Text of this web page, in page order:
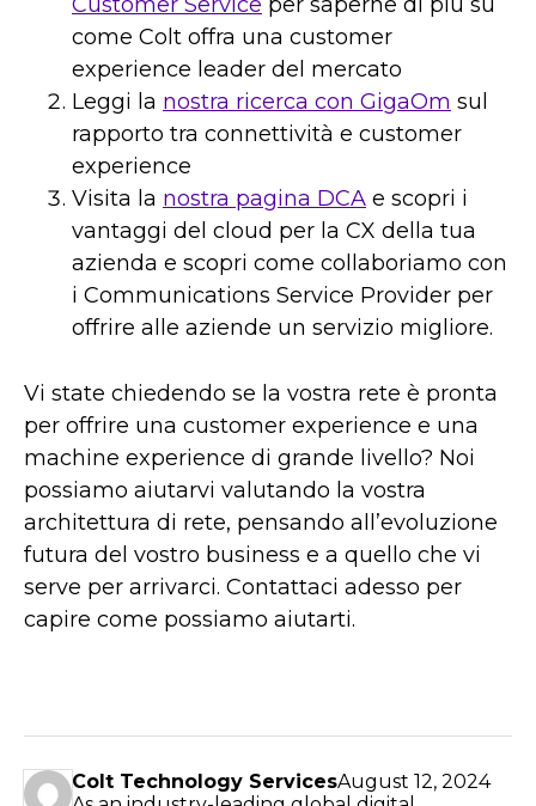
come Colt offra una customer
experience leader del mercato
Leggi la nostra ricerca con GigaOm sul
rapporto tra connettività e customer
experience
Visita la nostra pagina DCA e scopri i
vantaggi del cloud per la CX della tua
azienda e scopri come collaboriamo con
i Communications Service Provider per
offrire alle aziende un servizio migliore.
Vi state chiedendo se la vostra rete è pronta
per offrire una customer experience e una
machine experience di grande livello? Noi
possiamo aiutarvi valutando la vostra
architettura di rete, pensando all’evoluzione
futura del vostro business e a quello che vi
serve per arrivarci. Contattaci adesso per
capire come possiamo aiutarti.
Colt Technology ServicesAugust 12, 2024